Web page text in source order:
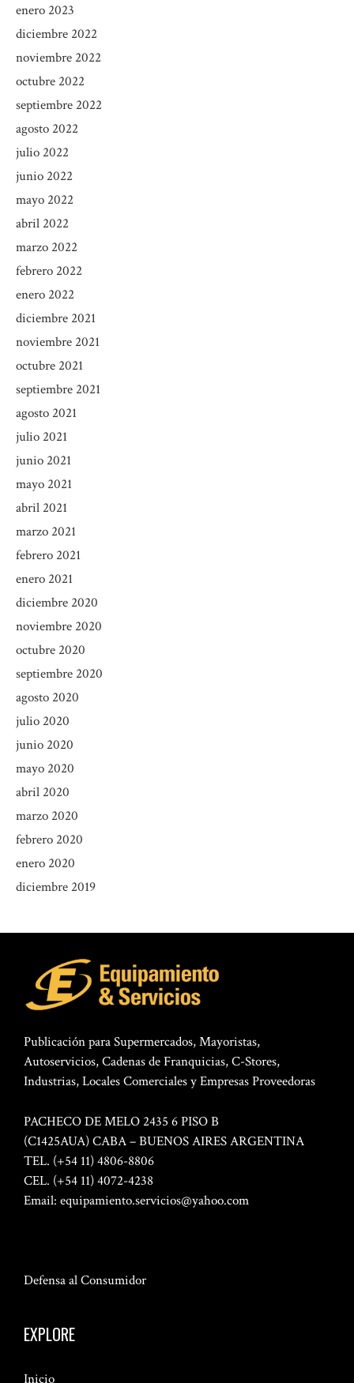
enero 2023
diciembre 2022
noviembre 2022
octubre 2022
septiembre 2022
agosto 2022
julio 2022
junio 2022
mayo 2022
abril 2022
marzo 2022
febrero 2022
enero 2022
diciembre 2021
noviembre 2021
octubre 2021
septiembre 2021
agosto 2021
julio 2021
junio 2021
mayo 2021
abril 2021
marzo 2021
febrero 2021
enero 2021
diciembre 2020
noviembre 2020
octubre 2020
septiembre 2020
agosto 2020
julio 2020
junio 2020
mayo 2020
abril 2020
marzo 2020
febrero 2020
enero 2020
diciembre 2019
Publicación para Supermercados, Mayoristas,
Autoservicios, Cadenas de Franquicias, C-Stores,
Industrias, Locales Comerciales y Empresas Proveedoras
PACHECO DE MELO 2435 6 PISO B
(C1425AUA) CABA – BUENOS AIRES ARGENTINA
TEL. (+54 11) 4806-8806
CEL. (+54 11) 4072-4238
Email: equipamiento.servicios@yahoo.com
Defensa al Consumidor
EXPLORE
Inicio